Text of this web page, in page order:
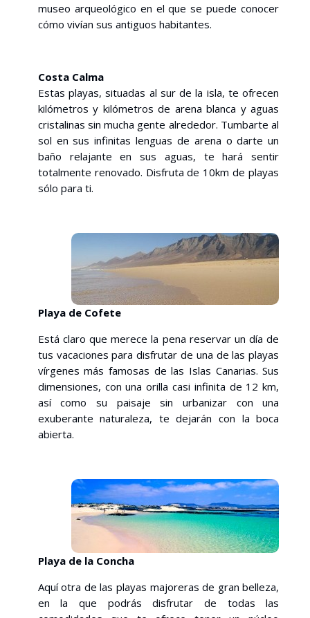
museo arqueológico en el que se puede conocer
cómo vivían sus antiguos habitantes.
Costa Calma
Estas playas, situadas al sur de la isla, te ofrecen
kilómetros y kilómetros de arena blanca y aguas
cristalinas sin mucha gente alrededor. Tumbarte al
sol en sus infinitas lenguas de arena o darte un
baño relajante en sus aguas, te hará sentir
totalmente renovado. Disfruta de 10km de playas
sólo para ti.
Playa de Cofete
Está claro que merece la pena reservar un día de
tus vacaciones para disfrutar de una de las playas
vírgenes más famosas de las Islas Canarias. Sus
dimensiones, con una orilla casi infinita de 12 km,
así como su paisaje sin urbanizar con una
exuberante naturaleza, te dejarán con la boca
abierta.
Playa de la Concha
Aquí otra de las playas majoreras de gran belleza,
en la que podrás disfrutar de todas las